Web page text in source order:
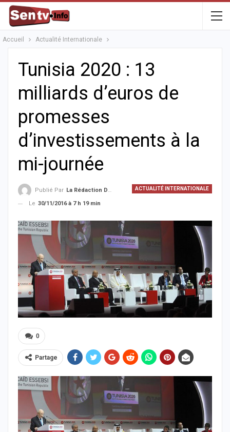
Accueil Actualité Internationale
Tunisia 2020 : 13
milliards d’euros de
promesses
d’investissements à la
mi-journée
ACTUALITÉ INTERNATIONALE
Publié Par La Rédaction De La SenTV.info
Le 30/11/2016 à 7 h 19 min
0
Partage